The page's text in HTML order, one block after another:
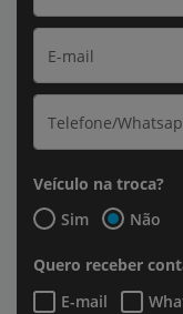
Veículo na troca?
Sim
Não
Quero receber
E-mail